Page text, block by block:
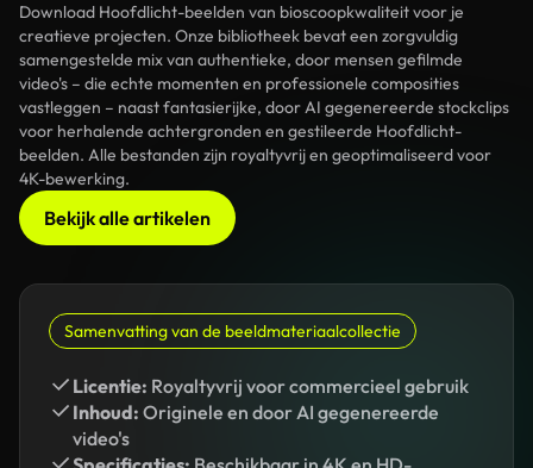
Download Hoofdlicht-beelden van bioscoopkwaliteit voor je
creatieve projecten. Onze bibliotheek bevat een zorgvuldig
samengestelde mix van authentieke, door mensen gefilmde
video's – die echte momenten en professionele composities
vastleggen – naast fantasierijke, door AI gegenereerde stockclips
voor herhalende achtergronden en gestileerde Hoofdlicht-
beelden. Alle bestanden zijn royaltyvrij en geoptimaliseerd voor
4K-bewerking.
Bekijk alle artikelen
Samenvatting van de beeldmateriaalcollectie
Licentie: Royaltyvrij voor commercieel gebruik
Inhoud: Originele en door AI gegenereerde
video's